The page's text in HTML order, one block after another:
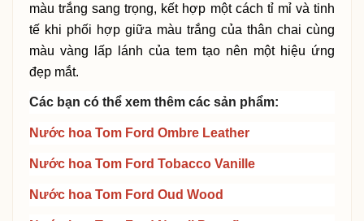
màu trắng sang trọng, kết hợp một cách tỉ mỉ và tinh
tế khi phối hợp giữa màu trắng của thân chai cùng
màu vàng lấp lánh của tem tạo nên một hiệu ứng
đẹp mắt.
Các bạn có thể xem thêm các sản phẩm:
Nước hoa Tom Ford Ombre Leather
Nước hoa Tom Ford Tobacco Vanille
Nước hoa Tom Ford Oud Wood